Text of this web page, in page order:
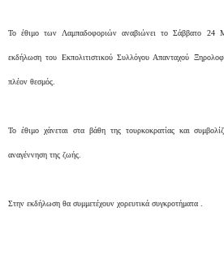
Το έθιμο των Λαμπαδοφοριών αναβιώνει το Σάββατο 24
εκδήλωση του Εκπολιτιστικού Συλλόγου Απανταχού
πλέον θεσμός.
Το έθιμο χάνεται στα βάθη της τουρκοκρατίας και
αναγέννηση της ζωής.
Στην εκδήλωση θα συμμετέχουν χορευτικά συγκροτήματα .